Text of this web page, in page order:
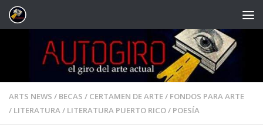
Saltar al contenido
ARTS NEWS / BECAS / CERTAMEN DE ARTE/ FONDOS PARA ARTE
/ LITERATURA/ LITERATURA PUERTO RICO/ POESÍA